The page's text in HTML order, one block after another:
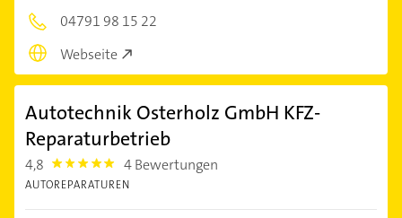
04791 98 15 22
Webseite
Autotechnik Osterholz GmbH KFZ-
Reparaturbetrieb
4,8 4.8 4 Bewertungen
AUTOREPARATUREN